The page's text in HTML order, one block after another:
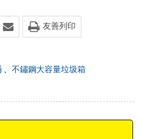
友善列印
不鏽鋼大容量垃圾箱